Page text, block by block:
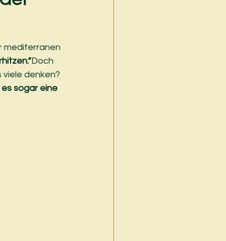
mediterranen
Doch
denken?
es sogar eine